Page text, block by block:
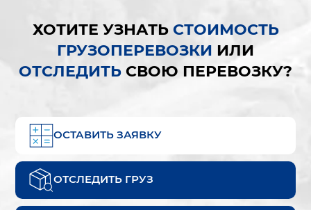
ХОТИТЕ УЗНАТЬ СТОИМОСТЬ
ГРУЗОПЕРЕВОЗКИ ИЛИ
ОТСЛЕДИТЬ СВОЮ ПЕРЕВОЗКУ?
ОСТАВИТЬ ЗАЯВКУ
ОТСЛЕДИТЬ ГРУЗ